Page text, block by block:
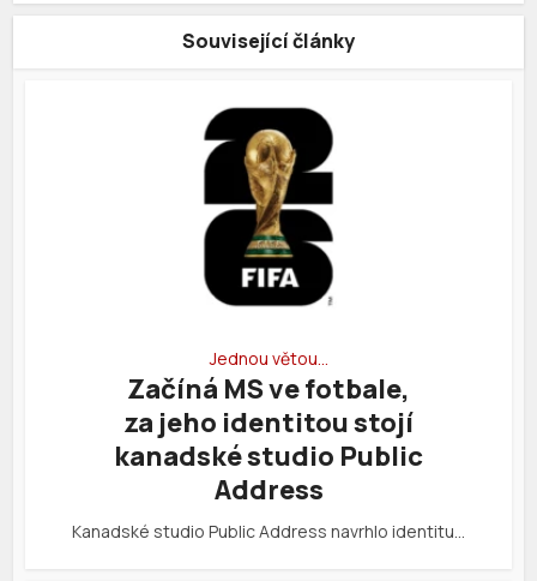
Související články
Jednou větou…
Začíná MS ve fotbale,
za jeho identitou stojí
kanadské studio Public
Address
Kanadské studio Public Address navrhlo identitu…